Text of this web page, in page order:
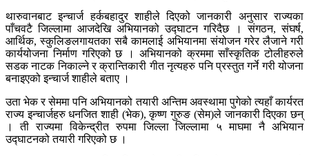
थारुवानबाट इन्चार्ज हर्कबहादुर शाहीले दिएको जानकारी अनुसार राज्यका
पाँचवटै जिल्लामा आजदेखि अभियानको उद्घाटन गरिदैछ । संगठन, संघर्ष,
आर्थिक, स्कुलिङलगायतका सबै कामलाई अभियानमा संयोजन गरेर लैजाने गरी
कार्ययोजना निर्माण गरिएको छ । अभियानको क्रममा साँस्कृतिक टोलीहरुले
सडक नाटक निकाल्ने र क्रान्तिकारी गीत नृत्यहरु पनि प्रस्तुत गर्ने गरी योजना
बनाइएको इन्चार्ज शाहीले बताए ।
उता भेक र सेममा पनि अभियानको तयारी अन्तिम अवस्थामा पुगेको त्यहाँ कार्यरत
राज्य इन्चार्जहरु धनजित शाही (भेक), कृष्ण गुरुङ (सेम)ले जानकारी दिएका छन्
। ती राज्यमा विकेन्द्रीत रुपमा जिल्ला जिल्लामा ५ माघमा नै अभियान
उद्घाटनको तयारी गरिएको छ ।